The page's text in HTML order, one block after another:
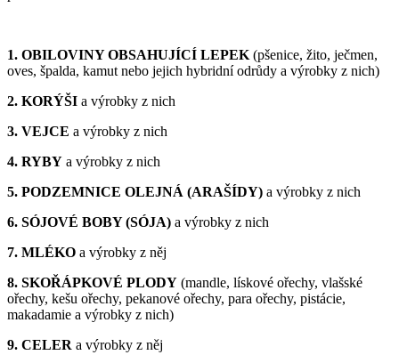
1. OBILOVINY OBSAHUJÍCÍ LEPEK (pšenice, žito, ječmen,
oves, špalda, kamut nebo jejich hybridní odrůdy a výrobky z nich)
2. KORÝŠI a výrobky z nich
3. VEJCE a výrobky z nich
4. RYBY a výrobky z nich
5. PODZEMNICE OLEJNÁ (ARAŠÍDY) a výrobky z nich
6. SÓJOVÉ BOBY (SÓJA) a výrobky z nich
7. MLÉKO a výrobky z něj
8. SKOŘÁPKOVÉ PLODY (mandle, lískové ořechy, vlašské
ořechy, kešu ořechy, pekanové ořechy, para ořechy, pistácie,
makadamie a výrobky z nich)
9. CELER a výrobky z něj